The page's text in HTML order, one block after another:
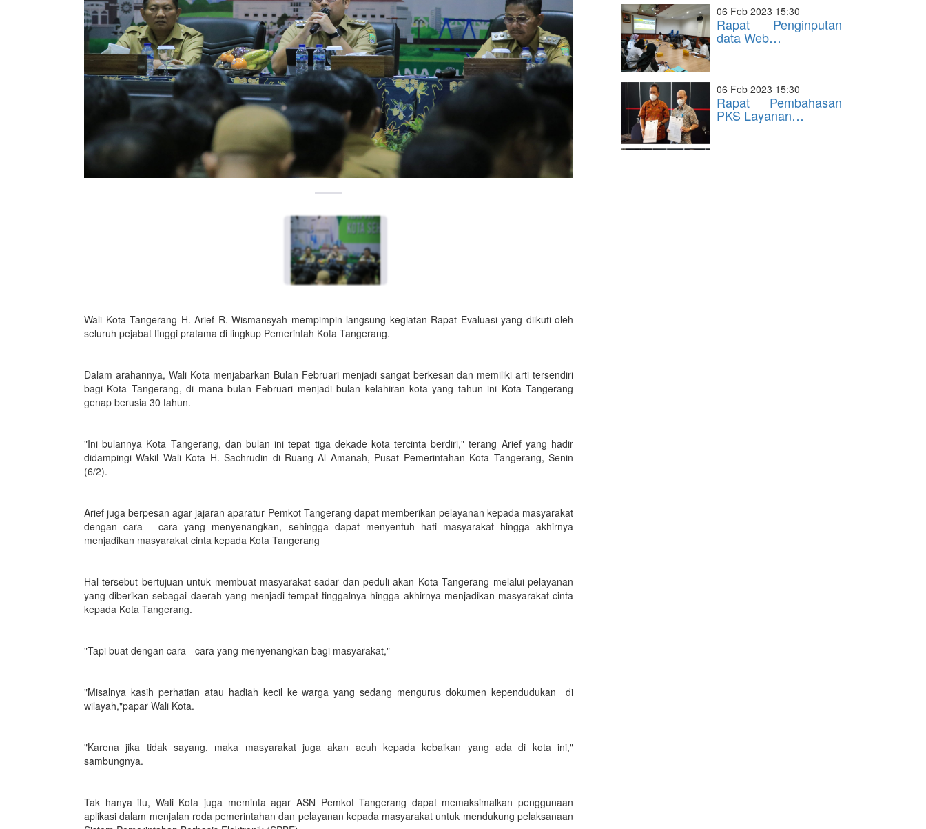
Wali Kota Tangerang H. Arief R. Wismansyah mempimpin langsung kegiatan Rapat Evaluasi yang diikuti oleh
seluruh pejabat tinggi pratama di lingkup Pemerintah Kota Tangerang.
Dalam arahannya, Wali Kota menjabarkan Bulan Februari menjadi sangat berkesan dan memiliki arti tersendiri
bagi Kota Tangerang, di mana bulan Februari menjadi bulan kelahiran kota yang tahun ini Kota Tangerang
genap berusia 30 tahun.
"Ini bulannya Kota Tangerang, dan bulan ini tepat tiga dekade kota tercinta berdiri," terang Arief yang hadir
didampingi Wakil Wali Kota H. Sachrudin di Ruang Al Amanah, Pusat Pemerintahan Kota Tangerang, Senin
(6/2).
Arief juga berpesan agar jajaran aparatur Pemkot Tangerang dapat memberikan pelayanan kepada masyarakat
dengan cara - cara yang menyenangkan, sehingga dapat menyentuh hati masyarakat hingga akhirnya
menjadikan masyarakat cinta kepada Kota Tangerang
Hal tersebut bertujuan untuk membuat masyarakat sadar dan peduli akan Kota Tangerang melalui pelayanan
yang diberikan sebagai daerah yang menjadi tempat tinggalnya hingga akhirnya menjadikan masyarakat cinta
kepada Kota Tangerang.
"Tapi buat dengan cara - cara yang menyenangkan bagi masyarakat,"
"Misalnya kasih perhatian atau hadiah kecil ke warga yang sedang mengurus dokumen kependudukan di
wilayah,"papar Wali Kota.
"Karena jika tidak sayang, maka masyarakat juga akan acuh kepada kebaikan yang ada di kota ini,"
sambungnya.
Tak hanya itu, Wali Kota juga meminta agar ASN Pemkot Tangerang dapat memaksimalkan penggunaan
aplikasi dalam menjalan roda pemerintahan dan pelayanan kepada masyarakat untuk mendukung pelaksanaan
06 Feb 2023 15:30
Rapat Penginputan
data Web…
06 Feb 2023 15:30
Rapat Pembahasan
PKS Layanan…